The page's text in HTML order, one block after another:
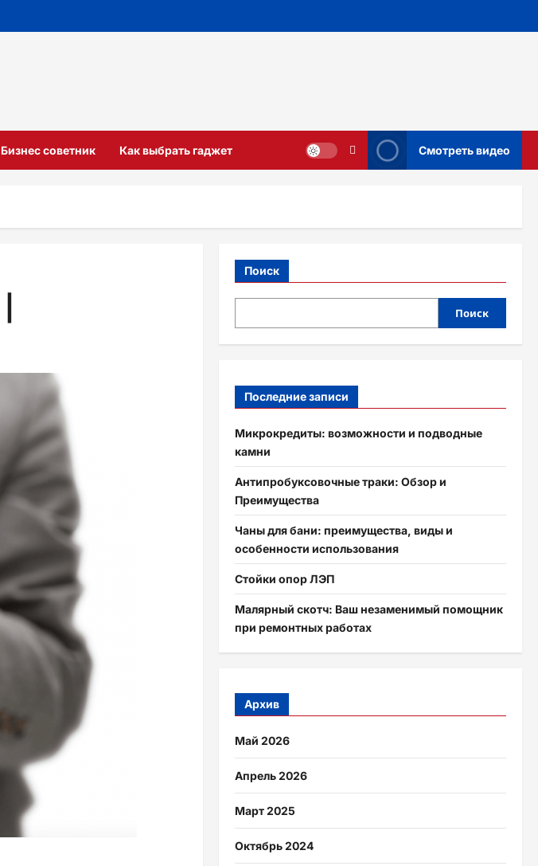
Бизнес советник Как выбрать гаджет Смотреть видео
Поиск
Поиск
Последние записи
Микрокредиты: возможности и подводные
камни
Антипробуксовочные траки: Обзор и
Преимущества
Чаны для бани: преимущества, виды и
особенности использования
Стойки опор ЛЭП
Малярный скотч: Ваш незаменимый помощник
при ремонтных работах
Архив
Май 2026
Апрель 2026
Март 2025
Октябрь 2024